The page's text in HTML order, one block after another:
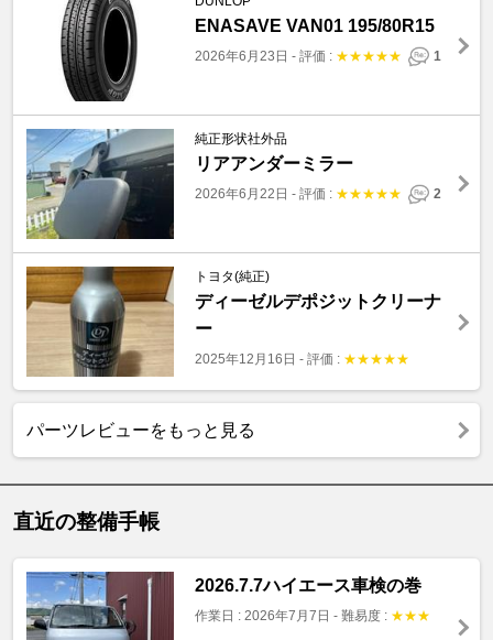
ENASAVE VAN01 195/80R15
2026年6月23日 - 評価 : ★★★★★ 1
純正形状社外品
リアアンダーミラー
2026年6月22日 - 評価 : ★★★★★ 2
トヨタ(純正)
ディーゼルデポジットクリーナ
ー
2025年12月16日 - 評価 : ★★★★★
パーツレビューをもっと見る
直近の整備手帳
2026.7.7ハイエース車検の巻
作業日 : 2026年7月7日 - 難易度 : ★★★